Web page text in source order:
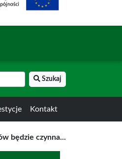
Szukaj
Kontakt
będzie czynna...